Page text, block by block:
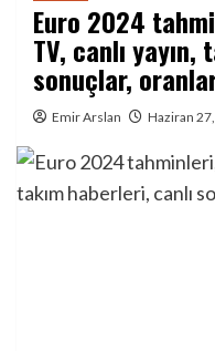
Euro 2024
TV, canlı
sonuçlar,
Emir Arslan Haziran